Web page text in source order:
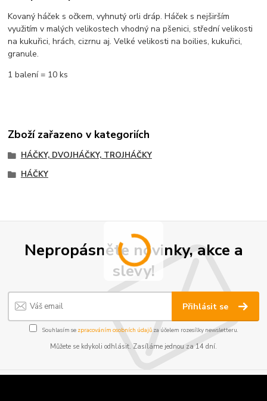
Kovaný háček s očkem, vyhnutý orli dráp. Háček s nejširším
využitím v malých velikostech vhodný na pšenici, střední velikosti
na kukuřici, hrách, cizrnu aj. Velké velikosti na boilies, kukuřici,
granule.
1 balení = 10 ks
Zboží zařazeno v kategoriích
HÁČKY, DVOJHÁČKY, TROJHÁČKY
HÁČKY
Nepropásněte novinky, akce a
slevy!
Přihlásit se
Souhlasím se zpracováním osobních údajůza účelem rozesílky newsletteru.
Můžete se kdykoli odhlásit. Zasíláme jednou za 14 dní.